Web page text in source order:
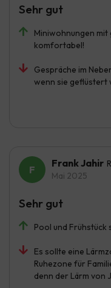
Miniwohnungen
komfortabel!
Gespräche im
wenn sie geflüstert
Sehr gut
Frank Jahir
Mai 2025
Pool und Frühstück
Es sollte eine
Ruhezone für
denn der Lärm von
Sehr gut